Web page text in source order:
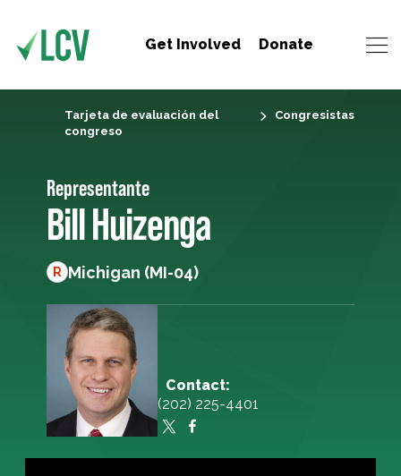
Get Involved Donate
Tarjeta de evaluación del
congreso
Congresistas
Representante
Bill Huizenga
R Michigan (MI-04)
Contact:
(202) 225-4401